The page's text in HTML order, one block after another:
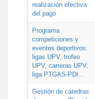
realización efectiva
del pago
Programa
competiciones y
eventos deportivos:
ligas UPV, trofeo
UPV, carreras UPV,
liga PTGAS-PDI...
Gestión de cátedras